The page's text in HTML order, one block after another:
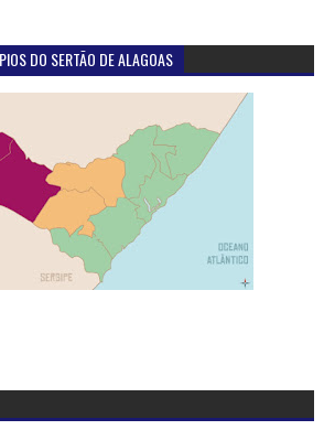
DO SERTÃO DE ALAGOAS